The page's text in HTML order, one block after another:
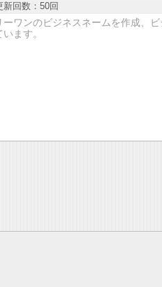
新回数：50回
ワンのビジネスネームを作成、
ます。